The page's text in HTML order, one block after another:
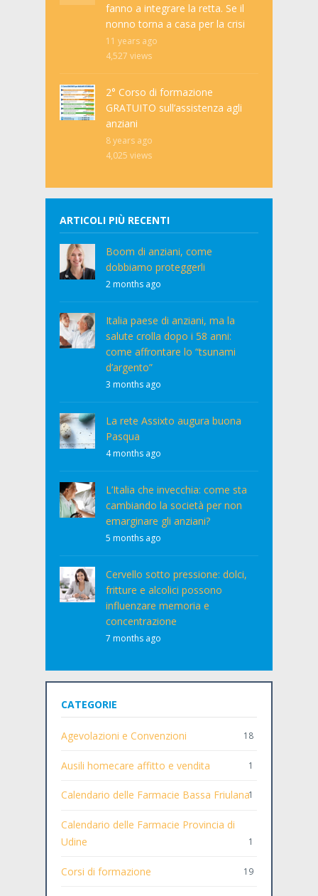
fanno a integrare la retta. Se il
nonno torna a casa per la crisi
11 years ago
4,527 views
2° Corso di formazione
GRATUITO sull’assistenza agli
anziani
8 years ago
4,025 views
ARTICOLI PIÙ RECENTI
Boom di anziani, come
dobbiamo proteggerli
2 months ago
Italia paese di anziani, ma la
salute crolla dopo i 58 anni:
come affrontare lo “tsunami
d’argento”
3 months ago
La rete Assixto augura buona
Pasqua
4 months ago
L’Italia che invecchia: come sta
cambiando la società per non
emarginare gli anziani?
5 months ago
Cervello sotto pressione: dolci,
fritture e alcolici possono
influenzare memoria e
concentrazione
7 months ago
CATEGORIE
Agevolazioni e Convenzioni 18
Ausili homecare affitto e vendita 1
Calendario delle Farmacie Bassa Friulana1
Calendario delle Farmacie Provincia di
Udine
1
Corsi di formazione 19